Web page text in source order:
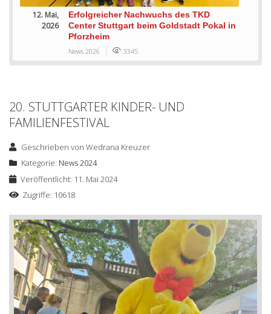
12. Mai,
2026
Erfolgreicher Nachwuchs des TKD
Center Stuttgart beim Goldstadt Pokal in
Pforzheim
News 2026 3345
20. STUTTGARTER KINDER- UND
FAMILIENFESTIVAL
Geschrieben vonWedrana Kreuzer
Kategorie: News 2024
Veröffentlicht: 11. Mai 2024
Zugriffe: 10618